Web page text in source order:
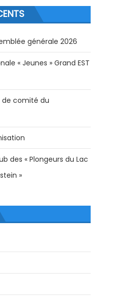
générale 2026
« Jeunes » Grand EST
de comité du
des « Plongeurs du Lac
»